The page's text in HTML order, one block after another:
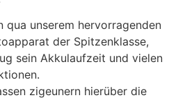
qua unserem hervorragenden
der Spitzenklasse,
sein Akkulaufzeit und vielen
zigeunern hierüber die